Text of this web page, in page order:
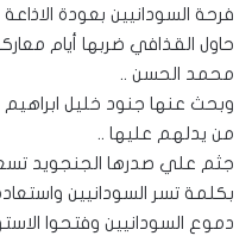
فرحة السودانيين بعودة
حاول القذافي ضربها أيام
محمد الحسن ..
وبحث عنها جنود خليل
من يدلهم عليها ..
جثم علي صدرها الجنجويد
بكلمة تسر السودانيين
دموع السودانيين وفتحوا